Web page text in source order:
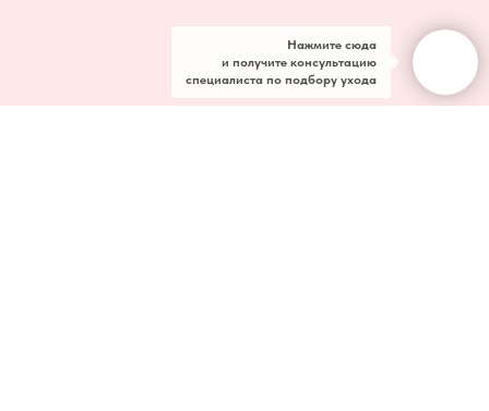
Нажмите сюда
и получите консультацию
специалиста по подбору ухода